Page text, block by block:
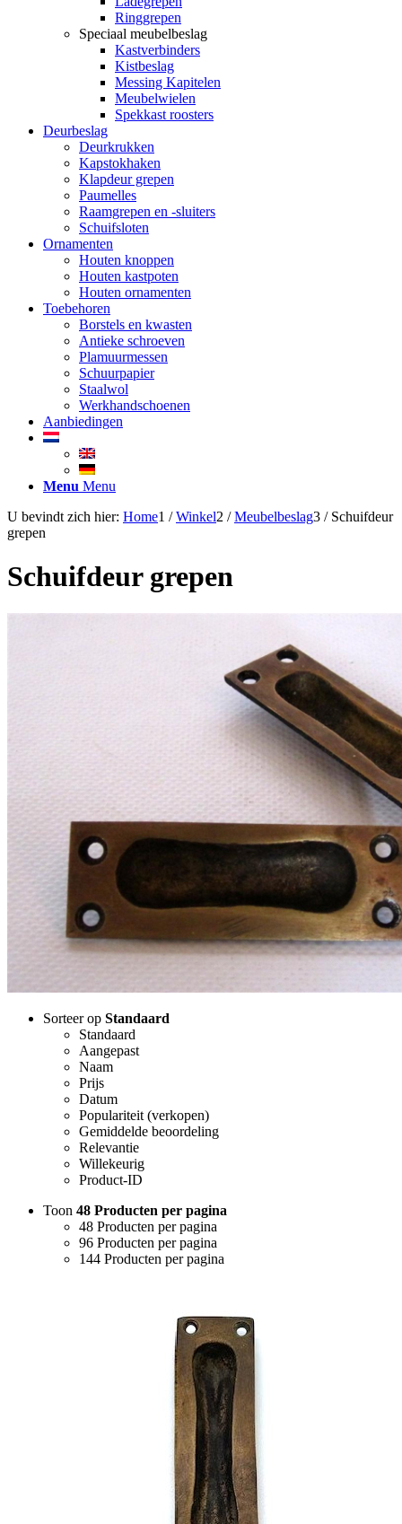
Ringgrepen
Speciaal meubelbeslag
Kastverbinders
Kistbeslag
Messing Kapitelen
Meubelwielen
Spekkast roosters
Deurbeslag
Deurkrukken
Kapstokhaken
Klapdeur grepen
Paumelles
Raamgrepen en -sluiters
Schuifsloten
Ornamenten
Houten knoppen
Houten kastpoten
Houten ornamenten
Toebehoren
Borstels en kwasten
Antieke schroeven
Plamuurmessen
Schuurpapier
Staalwol
Werkhandschoenen
Aanbiedingen
Menu Menu
U bevindt zich hier: Home1 / Winkel2 / Meubelbeslag3 / Schuifdeur
grepen
Schuifdeur grepen
Sorteer op Standaard
Standaard
Aangepast
Naam
Prijs
Datum
Populariteit (verkopen)
Gemiddelde beoordeling
Relevantie
Willekeurig
Product-ID
Toon 48 Producten per pagina
48 Producten per pagina
96 Producten per pagina
144 Producten per pagina